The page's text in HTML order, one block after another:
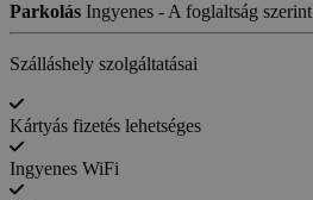
Parkolás Ingyenes - A foglaltság szerint
Szálláshely szolgáltatásai
Kártyás fizetés lehetséges
Ingyenes WiFi